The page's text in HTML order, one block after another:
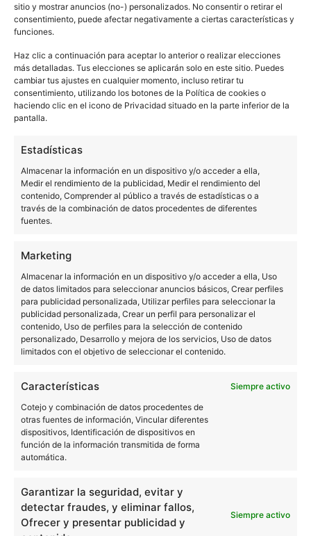
sitio y mostrar anuncios (no-) personalizados. No consentir o retirar el
consentimiento, puede afectar negativamente a ciertas características y
funciones.
Haz clic a continuación para aceptar lo anterior o realizar elecciones
más detalladas. Tus elecciones se aplicarán solo en este sitio. Puedes
cambiar tus ajustes en cualquier momento, incluso retirar tu
consentimiento, utilizando los botones de la Política de cookies o
haciendo clic en el icono de Privacidad situado en la parte inferior de la
pantalla.
Estadísticas
Almacenar la información en un dispositivo y/o acceder a ella,
Medir el rendimiento de la publicidad, Medir el rendimiento del
contenido, Comprender al público a través de estadísticas o a
través de la combinación de datos procedentes de diferentes
fuentes.
Marketing
Almacenar la información en un dispositivo y/o acceder a ella, Uso
de datos limitados para seleccionar anuncios básicos, Crear perfiles
para publicidad personalizada, Utilizar perfiles para seleccionar la
publicidad personalizada, Crear un perfil para personalizar el
contenido, Uso de perfiles para la selección de contenido
personalizado, Desarrollo y mejora de los servicios, Uso de datos
limitados con el objetivo de seleccionar el contenido.
Características
Siempre activo
Cotejo y combinación de datos procedentes de
otras fuentes de información, Vincular diferentes
dispositivos, Identificación de dispositivos en
función de la información transmitida de forma
automática.
Garantizar la seguridad, evitar y
detectar fraudes, y eliminar fallos,
Ofrecer y presentar publicidad y
Siempre activo
Cocoon at Amnesia 19th July 2026
Este evento ha pasado.
julio 19
Sven Väth
Richie Hawtin
Len Faki
Dana Ruh
Mateo Dufour
DETALLES
julio 19
https://www.amnesia.es/es/fies
ta-info/cocoon
RECINTO
Ctra. Ibiza a San Antonio Km 5
Ibiza, 07186 Spain + Google Map
ORGANIZADORES